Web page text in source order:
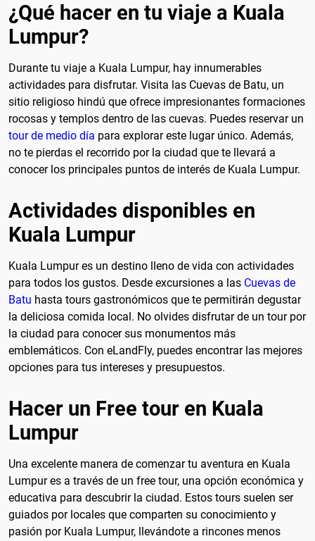
¿Qué hacer en tu viaje a Kuala
Lumpur?
Durante tu viaje a Kuala Lumpur, hay innumerables
actividades para disfrutar. Visita las Cuevas de Batu, un
sitio religioso hindú que ofrece impresionantes formaciones
rocosas y templos dentro de las cuevas. Puedes reservar un
tour de medio día para explorar este lugar único. Además,
no te pierdas el recorrido por la ciudad que te llevará a
conocer los principales puntos de interés de Kuala Lumpur.
Actividades disponibles en
Kuala Lumpur
Kuala Lumpur es un destino lleno de vida con actividades
para todos los gustos. Desde excursiones a las Cuevas de
Batu hasta tours gastronómicos que te permitirán degustar
la deliciosa comida local. No olvides disfrutar de un tour por
la ciudad para conocer sus monumentos más
emblemáticos. Con eLandFly, puedes encontrar las mejores
opciones para tus intereses y presupuestos.
Hacer un Free tour en Kuala
Lumpur
Una excelente manera de comenzar tu aventura en Kuala
Lumpur es a través de un free tour, una opción económica y
educativa para descubrir la ciudad. Estos tours suelen ser
guiados por locales que comparten su conocimiento y
pasión por Kuala Lumpur, llevándote a rincones menos